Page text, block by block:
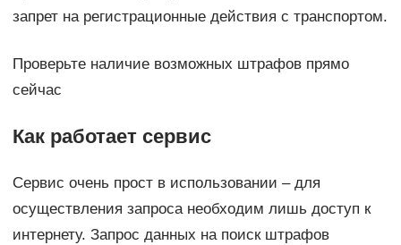
запрет на регистрационные действия с транспортом.
Проверьте наличие возможных штрафов прямо
сейчас
Как работает сервис
Сервис очень прост в использовании – для
осуществления запроса необходим лишь доступ к
интернету. Запрос данных на поиск штрафов